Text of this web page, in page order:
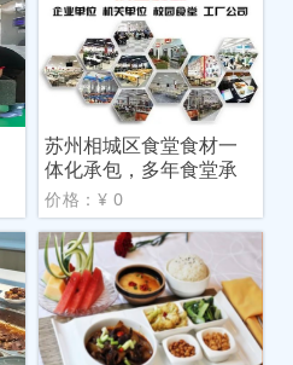
苏州相城区食堂食材一
体化承包，多年食堂承
包经
价格：¥ 0